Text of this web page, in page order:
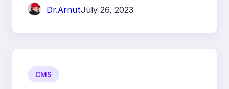
Dr.ArnutJuly 26, 2023
CMS